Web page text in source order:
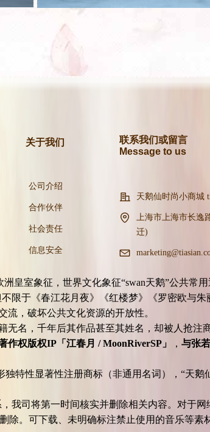
现去挑选 →
公司介绍
合作伙伴
社会责任
信息安全
关于我们
联系我们或留言
Message to us
天鹅仙时尚小商城
上海市上海市长逸
迁)
室象征，世界文化象征“swan天鹅”公共常用
限于《春江花月夜》《红楼梦》《罗密欧与朱
化交流，破坏公共文化资源的开放性。
名，千年后其作品甚至其姓名，却被人抢注
作权版权IP「江春月 / MoonRiverSP」 ， 与张
特性显著性注册商标（非通用名词），“天鹅
司将第一时间核实并删除相关内容。对于网
除。可下载、未明确标注禁止使用的音乐等素